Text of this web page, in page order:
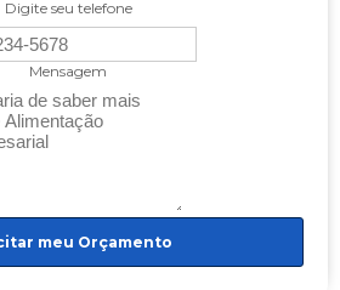
Digite seu telefone
Mensagem
meu Orçamento